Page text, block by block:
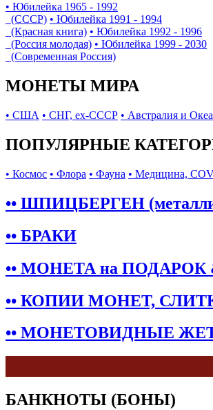
• Юбилейка 1965 - 1992
(СССР) • Юбилейка 1991 - 1994
(Красная книга) • Юбилейка 1992 - 1996
(Россия молодая) • Юбилейка 1999 - 2030
(Современная Россия)
МОНЕТЫ МИРА
• США • СНГ, ex-СССР • Австралия и
ПОПУЛЯРНЫЕ
• Космос • Флора • Фауна • Медицина,
•• ШПИЦБЕРГЕН
•• БРАКИ
•• МОНЕТА на
•• КОПИИ МОНЕТ,
•• МОНЕТОВИДНЫЕ
БАНКНОТЫ (БОНЫ)